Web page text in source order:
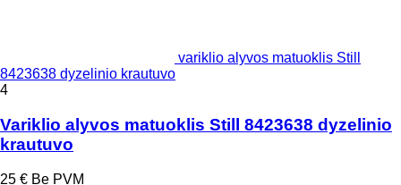
variklio alyvos matuoklis Still
8423638 dyzelinio krautuvo
4
Variklio alyvos matuoklis Still 8423638 dyzelinio
krautuvo
25 € Be PVM